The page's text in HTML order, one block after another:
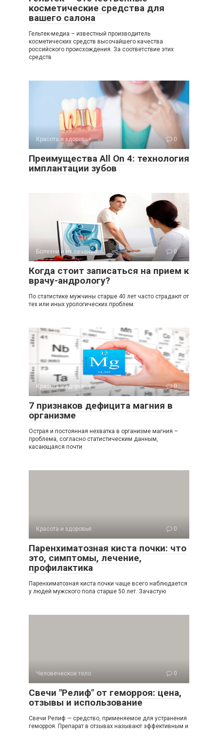
косметические средства для
вашего салона
Гельтек-медиа – известный производитель
косметических средств высочайшего качества
российского происхождения. За соответствие этих
средств
Красота и здоровье 0
Преимущества All On 4: технология
имплантации зубов
Болезни и их лечение 0
Когда стоит записаться на прием к
врачу-андрологу?
По статистике мужчины старше 40 лет часто страдают от
тех или иных урологических проблем.
Красота и здоровье 0
7 признаков дефицита магния в
организме
Острая и постоянная нехватка в организме магния –
проблема, согласно статистическим данным,
касающаяся почти
Красота и здоровье 0
Паренхиматозная киста почки: что
это, симптомы, лечение,
профилактика
Паренхиматозная киста почки чаще всего наблюдается
у людей мужского пола старше 50 лет. Зачастую
Человеческое тело 0
Свечи "Релиф" от геморроя: цена,
отзывы и использование
Свечи Релиф — средство, применяемое для устранения
геморроя. Препарат в отзывах называют эффективным и